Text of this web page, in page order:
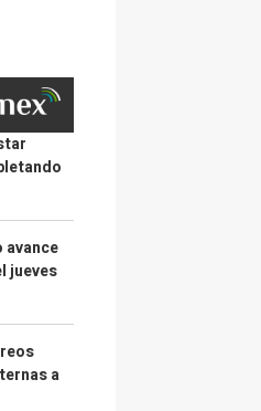
avance
jueves
a